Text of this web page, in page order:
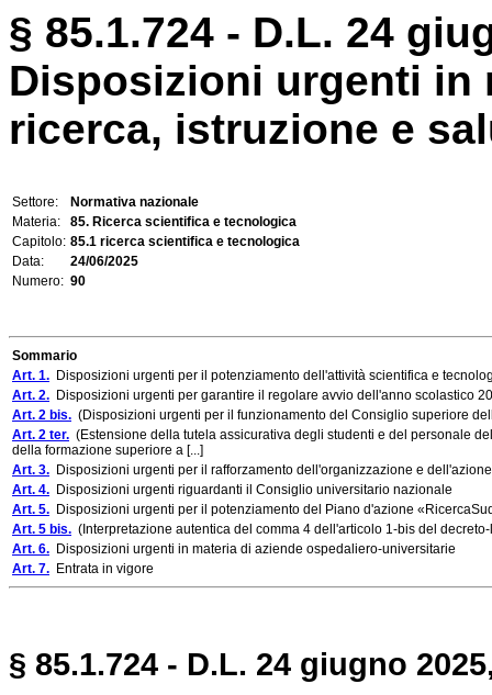
§ 85.1.724 - D.L. 24
Disposizioni urgenti in
ricerca, istruzione e
Settore:
Normativa nazionale
Materia:
85. Ricerca scientifica e tecnologica
Capitolo: 85.1 ricerca scientifica e tecnologica
Data:
24/06/2025
Numero: 90
Sommario
Art. 1. Disposizioni urgenti per il potenziamento dell'attività scientifica e
Art. 2. Disposizioni urgenti per garantire il regolare avvio dell'anno scolastico
Art. 2 bis. (Disposizioni urgenti per il funzionamento del Consiglio superiore
Art. 2 ter. (Estensione della tutela assicurativa degli studenti e del personale
della formazione superiore a [...]
Art. 3. Disposizioni urgenti per il rafforzamento dell'organizzazione e
Art. 4. Disposizioni urgenti riguardanti il Consiglio universitario nazionale
Art. 5. Disposizioni urgenti per il potenziamento del Piano d'azione
Art. 5 bis. (Interpretazione autentica del comma 4 dell'articolo 1-bis del
Art. 6. Disposizioni urgenti in materia di aziende ospedaliero-universitarie
Art. 7. Entrata in vigore
§ 85.1.724 - D.L. 24 giugno